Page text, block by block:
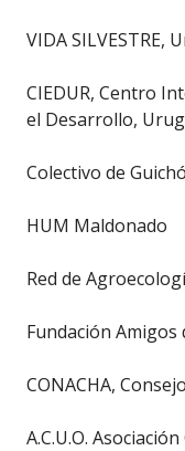
VIDA SILVESTRE,
CIEDUR, Centro
el Desarrollo,
Colectivo de
HUM Maldonado
Red de
Fundación Amigos
CONACHA,
A.C.U.O.